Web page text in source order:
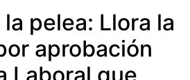
pelea: Llora la
aprobación